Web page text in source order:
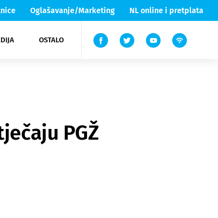
Oglašavanje/Marketing NL online i pretplata
OSTALO
Lika & Senj
TV
PGŽ